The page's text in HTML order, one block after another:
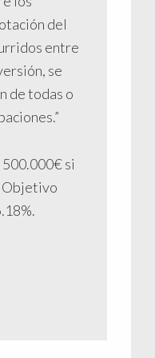
del
entre
se
de todas o
si
Objetivo